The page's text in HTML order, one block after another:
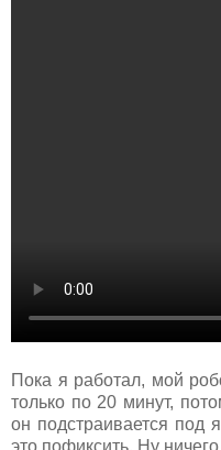
Пока я работал, мой
только по 20 минут,
он подстраивается под
это пофиксить. Ну